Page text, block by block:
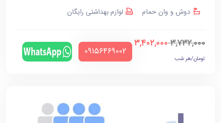
دوش و وان حمام
لوازم بهداشتی رایگان
3,732,000
3,402,000
تومان/هر شب
‪09156469002‬